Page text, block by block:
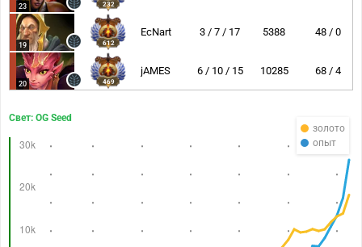
23 232
19 612
EcNart 3 / 7 / 17 5388 48 / 0
20 469
jAMES 6 / 10 / 15 10285 68 / 4
золото
опыт
Свет: OG Seed